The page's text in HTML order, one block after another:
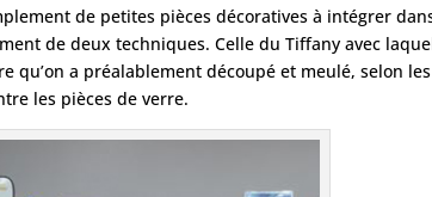
de petites pièces décoratives à intégrer
de deux techniques. Celle du Tiffany avec
qu’on a préalablement découpé et meulé, selon les
les pièces de verre.